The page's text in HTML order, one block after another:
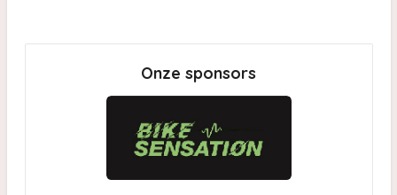
Onze sponsors